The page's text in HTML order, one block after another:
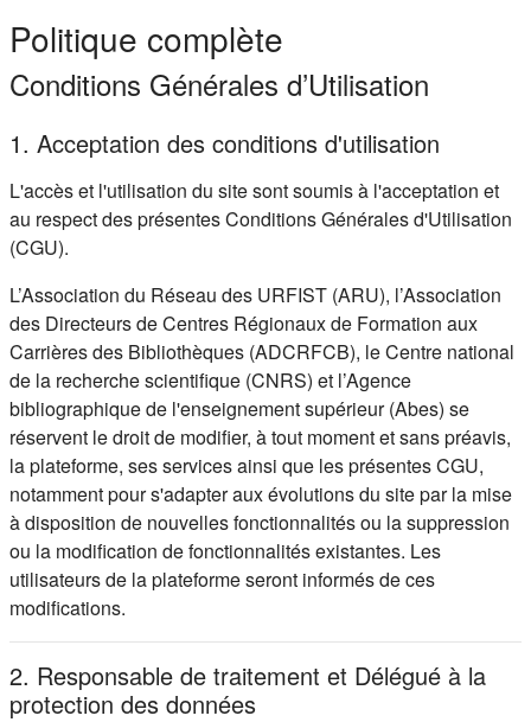
Politique complète
Conditions Générales d’Utilisation
1. Acceptation des conditions d'utilisation
L'accès et l'utilisation du site sont soumis à l'acceptation et
au respect des présentes Conditions Générales d'Utilisation
(CGU).
L’Association du Réseau des URFIST (ARU), l’Association
des Directeurs de Centres Régionaux de Formation aux
Carrières des Bibliothèques (ADCRFCB), le Centre national
de la recherche scientifique (CNRS) et l’Agence
bibliographique de l'enseignement supérieur (Abes) se
réservent le droit de modifier, à tout moment et sans préavis,
la plateforme, ses services ainsi que les présentes CGU,
notamment pour s'adapter aux évolutions du site par la mise
à disposition de nouvelles fonctionnalités ou la suppression
ou la modification de fonctionnalités existantes. Les
utilisateurs de la plateforme seront informés de ces
modifications.
2. Responsable de traitement et Délégué à la
protection des données